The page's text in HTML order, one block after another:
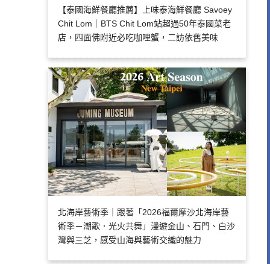
【泰國海鮮餐廳推薦】上味泰海鮮餐廳 Savoey
Chit Lom｜BTS Chit Lom站超過50年泰國菜老
店，四面佛附近必吃咖哩蟹，二訪依舊美味
北海岸藝術季｜跟著「2026福爾摩沙北海岸藝
術季－潮歌．光火共舞」漫遊金山、石門、白沙
灣與三芝，感受山海與藝術交織的魅力